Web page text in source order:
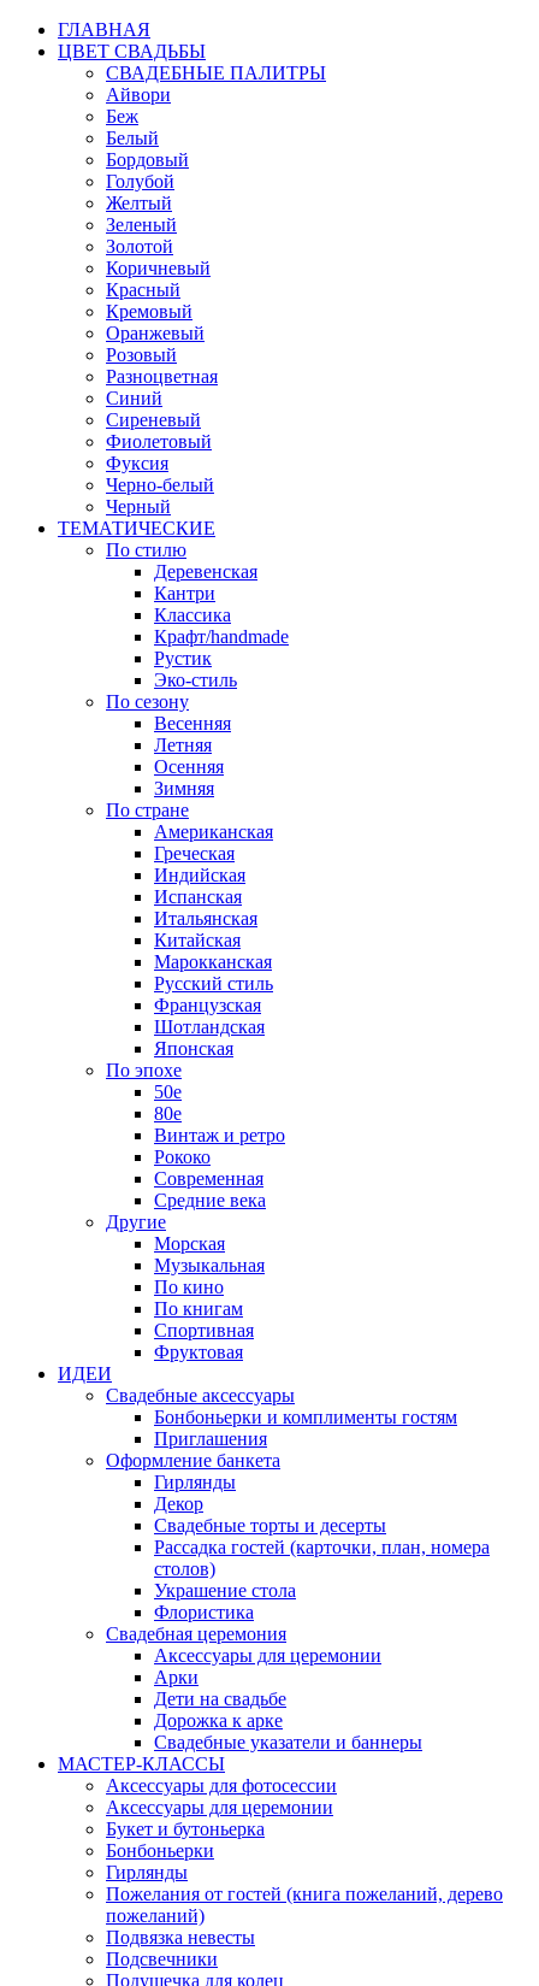
ГЛАВНАЯ
ЦВЕТ СВАДЬБЫ
СВАДЕБНЫЕ ПАЛИТРЫ
Айвори
Беж
Белый
Бордовый
Голубой
Желтый
Зеленый
Золотой
Коричневый
Красный
Кремовый
Оранжевый
Розовый
Разноцветная
Синий
Сиреневый
Фиолетовый
Фуксия
Черно-белый
Черный
ТЕМАТИЧЕСКИЕ
По стилю
Деревенская
Кантри
Классика
Крафт/handmade
Рустик
Эко-стиль
По сезону
Весенняя
Летняя
Осенняя
Зимняя
По стране
Американская
Греческая
Индийская
Испанская
Итальянская
Китайская
Марокканская
Русский стиль
Французская
Шотландская
Японская
По эпохе
50е
80е
Винтаж и ретро
Рококо
Современная
Средние века
Другие
Морская
Музыкальная
По кино
По книгам
Спортивная
Фруктовая
ИДЕИ
Свадебные аксессуары
Бонбоньерки и комплименты гостям
Приглашения
Оформление банкета
Гирлянды
Декор
Свадебные торты и десерты
Рассадка гостей (карточки, план, номера
столов)
Украшение стола
Флористика
Свадебная церемония
Аксессуары для церемонии
Арки
Дети на свадьбе
Дорожка к арке
Свадебные указатели и баннеры
МАСТЕР-КЛАССЫ
Аксессуары для фотосессии
Аксессуары для церемонии
Букет и бутоньерка
Бонбоньерки
Гирлянды
Пожелания от гостей (книга пожеланий, дерево
пожеланий)
Подвязка невесты
Подсвечники
Подушечка для колец